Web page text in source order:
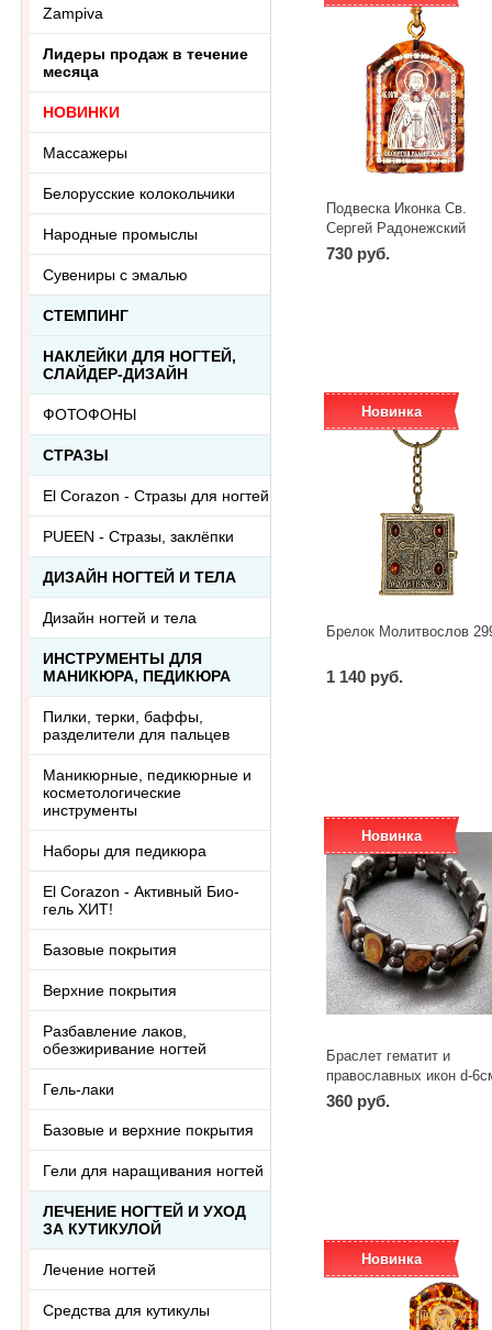
Подвеска Иконка Св.
Сергей Радонежский
2052.13.5
730 руб.
Новинка
Брелок Молитвослов
1 140 руб.
Новинка
Браслет гематит и
православных икон d-
360 руб.
Новинка
Zampiva
Лидеры продаж в течение
месяца
НОВИНКИ
Массажеры
Белорусские колокольчики
Народные промыслы
Сувениры с эмалью
СТЕМПИНГ
НАКЛЕЙКИ ДЛЯ НОГТЕЙ,
СЛАЙДЕР-ДИЗАЙН
ФОТОФОНЫ
СТРАЗЫ
El Corazon - Стразы для ногтей
PUEEN - Cтразы, заклёпки
ДИЗАЙН НОГТЕЙ И ТЕЛА
Дизайн ногтей и тела
ИНСТРУМЕНТЫ ДЛЯ
МАНИКЮРА, ПЕДИКЮРА
Пилки, терки, баффы,
разделители для пальцев
Маникюрные, педикюрные и
косметологические
инструменты
Наборы для педикюра
El Corazon - Активный Био-
гель ХИТ!
Базовые покрытия
Верхние покрытия
Разбавление лаков,
обезжиривание ногтей
Гель-лаки
Базовые и верхние покрытия
Гели для наращивания ногтей
ЛЕЧЕНИЕ НОГТЕЙ И УХОД
ЗА КУТИКУЛОЙ
Лечение ногтей
Средства для кутикулы